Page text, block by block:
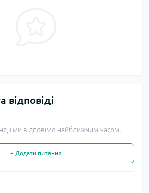
відповіді
і ми відповімо найближчим часом.
+ Додати питання